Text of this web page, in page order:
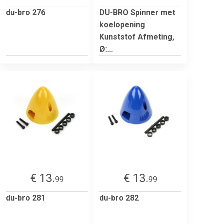
du-bro 276
DU-BRO Spinner met
koelopening
Kunststof Afmeting,
Ø:...
€ 13.99
du-bro 281
€ 13.99
du-bro 282